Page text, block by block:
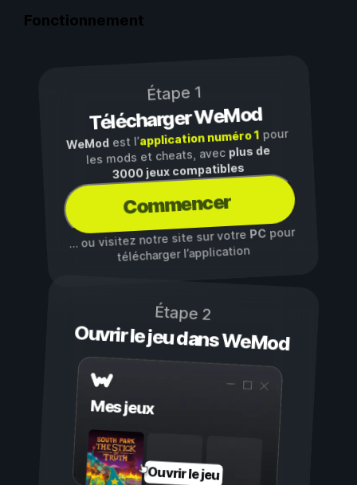
Fonctionnement
Étape 1
Télécharger WeMod
WeModest l’application numéro 1pour
les mods et cheats, avec plus de
3000 jeux compatibles
Commencer
… ou visitez notre site sur votre PCpour
télécharger l’application
Étape 2
Ouvrir le jeu dans WeMod
Mes jeux
Ouvrir le jeu